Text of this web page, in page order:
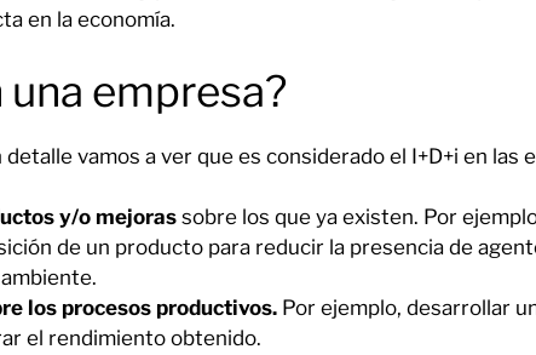
en la economía.
una empresa?
vamos a ver que es considerado el I+D+i en las
y/o mejoras sobre los que ya existen. Por
de un producto para reducir la presencia de
los procesos productivos. Por ejemplo, desarrollar
el rendimiento obtenido.